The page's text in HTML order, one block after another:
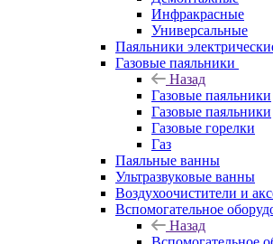
Инфракрасные
Универсальные
Паяльники
Газовые паяльники
Назад
Газовые паяльники
Газовые паяльники
Газовые горелки
Газ
Паяльные ванны
Ультразвуковые ванны
Воздухоочистители и
Вспомогательное
Назад